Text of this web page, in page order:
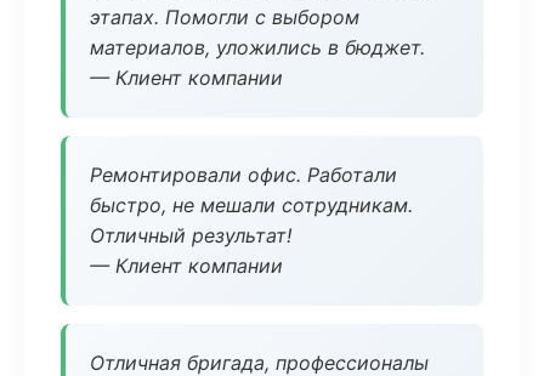
этапах. Помогли с выбором
материалов, уложились в бюджет.
— Клиент компании
Ремонтировали офис. Работали
быстро, не мешали сотрудникам.
Отличный результат!
— Клиент компании
Отличная бригада, профессионалы